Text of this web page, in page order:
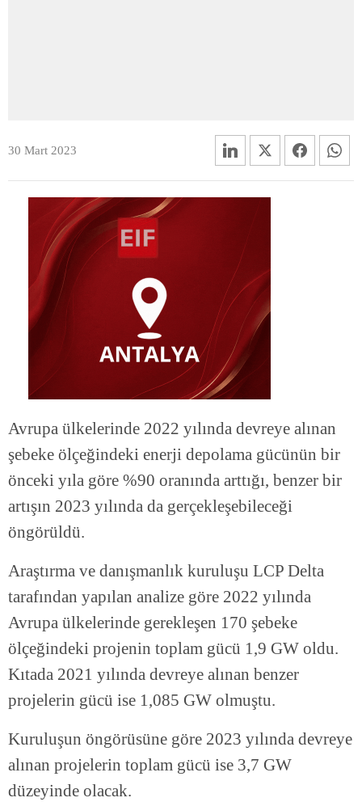
30 Mart 2023
Avrupa ülkelerinde 2022 yılında devreye alınan
şebeke ölçeğindeki enerji depolama gücünün bir
önceki yıla göre %90 oranında arttığı, benzer bir
artışın 2023 yılında da gerçekleşebileceği
öngörüldü.
Araştırma ve danışmanlık kuruluşu LCP Delta
tarafından yapılan analize göre 2022 yılında
Avrupa ülkelerinde gerekleşen 170 şebeke
ölçeğindeki projenin toplam gücü 1,9 GW oldu.
Kıtada 2021 yılında devreye alınan benzer
projelerin gücü ise 1,085 GW olmuştu.
Kuruluşun öngörüsüne göre 2023 yılında devreye
alınan projelerin toplam gücü ise 3,7 GW
düzeyinde olacak.